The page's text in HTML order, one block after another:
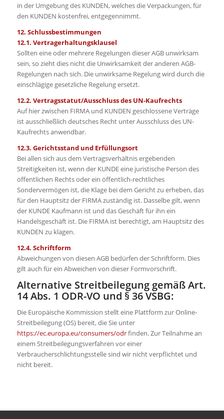
in der Umgebung des KUNDEN, welches die Verpackungen, für
den KUNDEN kostenfrei, entgegennimmt.
12. Schlussbestimmungen
12.1. Vertragerhaltungsklausel
Sollten eine oder mehrere Regelungen dieser AGB unwirksam
sein, so zieht dies nicht die Unwirksamkeit der anderen AGB-
Regelungen nach sich. Die unwirksame Regelung wird durch die
einschlägige gesetzliche Regelung ersetzt.
12.2. Vertragsstatut/Ausschluss des UN-Kaufrechts
Auf hier zwischen FIRMA und KUNDEN geschlossene Verträge
ist ausschließlich deutsches Recht unter Ausschluss des UN-
Kaufrechts anwendbar.
12.3. Gerichtsstand und Erfüllungsort
Bei allen sich aus dem Vertragsverhältnis ergebenden
Streitigkeiten ist, wenn der KUNDE eine juristische Person des
öffentlichen Rechts oder ein öffentlich-rechtliches
Sondervermögen ist, die Klage bei dem Gericht zu erheben, das
für den Hauptsitz der FIRMA zuständig ist. Dasselbe gilt, wenn
der KUNDE Kaufmann ist und das Geschäft für ihn ein
Handelsgeschäft ist. Die FIRMA ist berechtigt, am Hauptsitz des
KUNDEN zu klagen.
12.4. Schriftform
Abweichungen von diesen AGB bedürfen der Schriftform. Dies
gilt auch für ein Abweichen von dieser Formvorschrift.
Alternative Streitbeilegung gemäß Art.
14 Abs. 1 ODR-VO und § 36 VSBG:
Die Europäische Kommission stellt eine Plattform zur Online-
Streitbeilegung (OS) bereit, die Sie unter
https://ec.europa.eu/consumers/odrfinden. Zur Teilnahme an
einem Streitbeilegungsverfahren vor einer
Verbraucherschlichtungsstelle sind wir nicht verpflichtet und
nicht bereit.